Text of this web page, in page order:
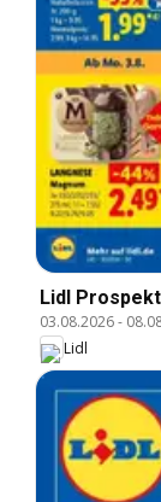
Lidl
03.08.2026-
Lidl